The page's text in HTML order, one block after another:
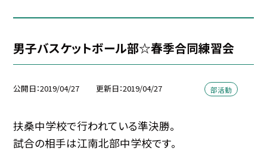
男子バスケットボール部☆春季合同練習会
公開日 2019/04/27 更新日 2019/04/27 部活動
扶桑中学校で行われている準決勝。
試合の相手は江南北部中学校です。